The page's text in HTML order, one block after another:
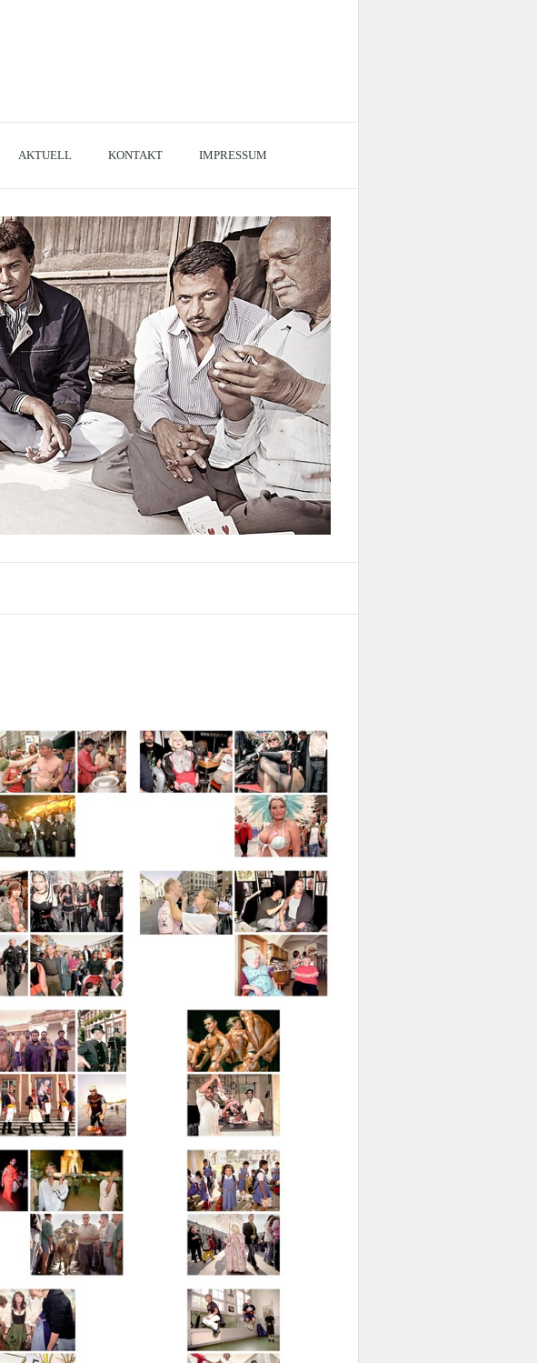
AKTUELL KONTAKT IMPRESSUM